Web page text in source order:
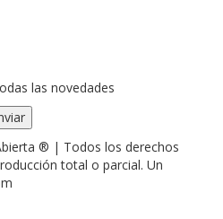
las novedades
® | Todos los derechos
total o parcial. Un